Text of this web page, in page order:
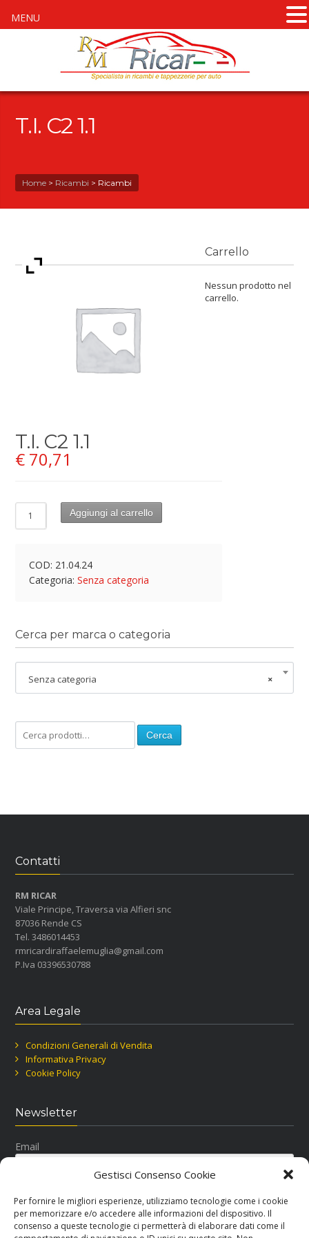
Gestisci Consenso Cookie
Per fornire le migliori esperienze, utilizziamo tecnologie come i cookie
per memorizzare e/o accedere alle informazioni del dispositivo. Il
consenso a queste tecnologie ci permetterà di elaborare dati come il
T.I. C2 1.1
Home > Ricambi > Ricambi
T.I. C2 1.1
€ 70,71
Aggiungi al carrello
COD: 21.04.24
Categoria:Senza categoria
Carrello
Nessun prodotto nel
carrello.
Cerca per marca o categoria
×
Senza categoria
Cerca
Contatti
RM RICAR
Viale Principe, Traversa via Alfieri snc
87036 Rende CS
Tel. 3486014453
rmricardiraffaelemuglia@gmail.com
P.Iva 03396530788
Area Legale
Condizioni Generali di Vendita
Informativa Privacy
Cookie Policy
Newsletter
Email
MENU